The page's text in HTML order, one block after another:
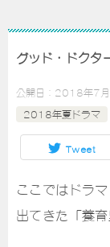
グッド・ドクタ
公開日： 2018年7
2018年夏ドラマ
Tweet
ここではドラ
出てきた「養